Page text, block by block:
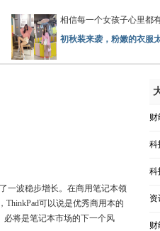
相信每一个女孩子心里都
初秋装来袭，粉嫩的衣服
一波稳步增长。在商用笔记本领
可以说是优秀商用本的
必将是笔记本市场的下一个风
财
科
科
资
财